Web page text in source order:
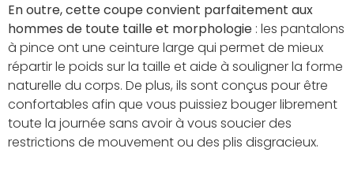
En outre, cette coupe convient parfaitement aux
hommes de toute taille et morphologie : les pantalons
à pince ont une ceinture large qui permet de mieux
répartir le poids sur la taille et aide à souligner la forme
naturelle du corps. De plus, ils sont conçus pour être
confortables afin que vous puissiez bouger librement
toute la journée sans avoir à vous soucier des
restrictions de mouvement ou des plis disgracieux.